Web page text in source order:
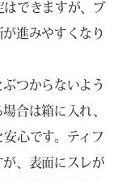
はできますが、ブ
進みやすくなり
つからないよう
合は箱に入れ、
心です。ティフ
、表面にスレが